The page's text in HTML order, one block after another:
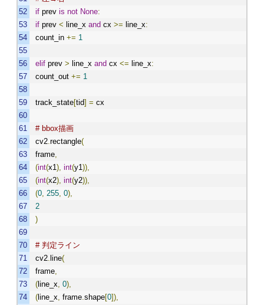
if previs not None:
if prev< line_xand cx>= line_x:
count_in+= 1
elif prev> line_xand cx<= line_x:
count_out+= 1
track_state[tid] = cx
# bbox描画
cv2.rectangle(
frame,
(int(x1), int(y1)),
(int(x2), int(y2)),
(0, 255, 0),
2
)
# 判定ライン
cv2. line(
frame,
( line_x, 0),
( line_x, frame.shape[0]),